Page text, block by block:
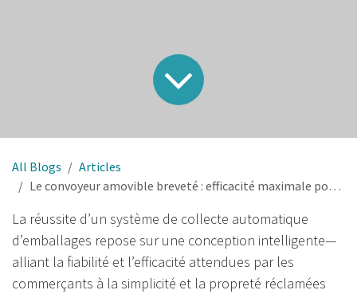
All Blogs
Articles
Le convoyeur amovible breveté : efficacité maximale pour les commerces et simplicité pour les usagers
La réussite d’un système de collecte automatique
d’emballages repose sur une conception intelligente—
alliant la fiabilité et l’efficacité attendues par les
commerçants à la simplicité et la propreté réclamées